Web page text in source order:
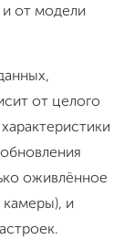
и от модели
от целого
оживлённое
и